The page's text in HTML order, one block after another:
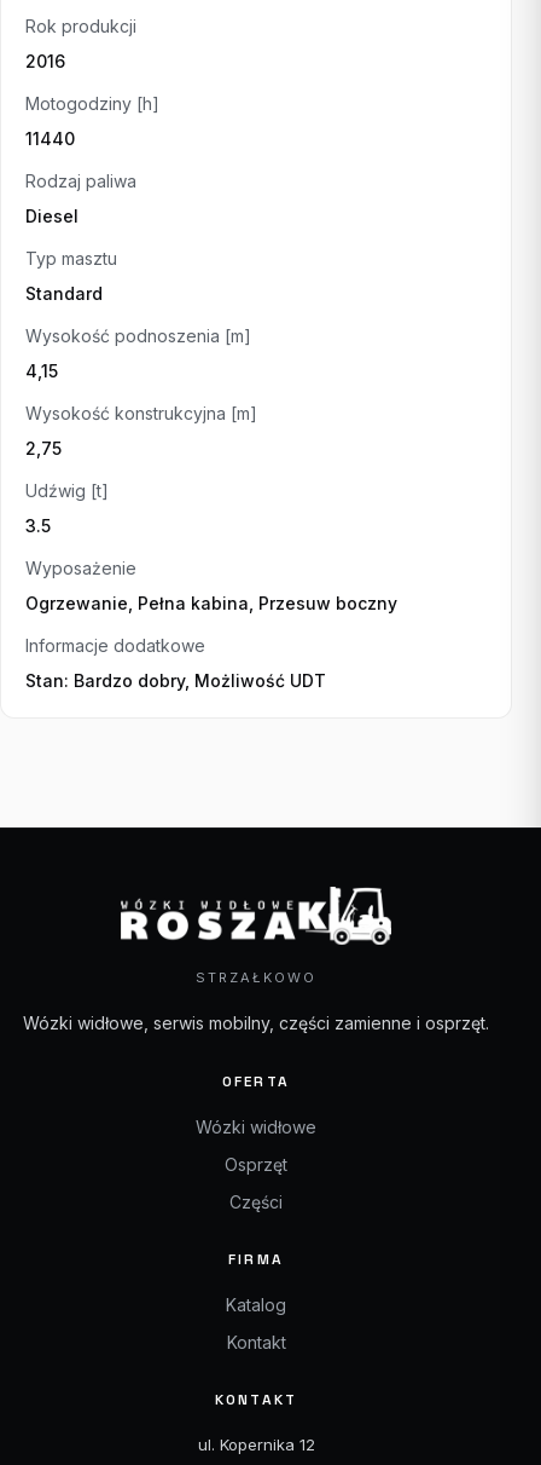
Rok produkcji
2016
Motogodziny [h]
11440
Rodzaj paliwa
Diesel
Typ masztu
Standard
Wysokość podnoszenia [m]
4,15
Wysokość konstrukcyjna [m]
2,75
Udźwig [t]
3.5
Wyposażenie
Ogrzewanie, Pełna kabina, Przesuw boczny
Informacje dodatkowe
Stan: Bardzo dobry, Możliwość UDT
STRZAŁKOWO
Wózki widłowe, serwis mobilny, części zamienne i osprzęt.
OFERTA
Wózki widłowe
Osprzęt
Części
FIRMA
Katalog
Kontakt
KONTAKT
ul. Kopernika 12